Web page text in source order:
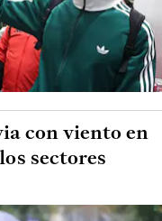
con viento en
sectores